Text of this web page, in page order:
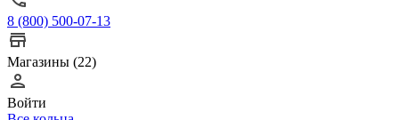
8 (800) 500-07-13
Магазины (22)
Войти